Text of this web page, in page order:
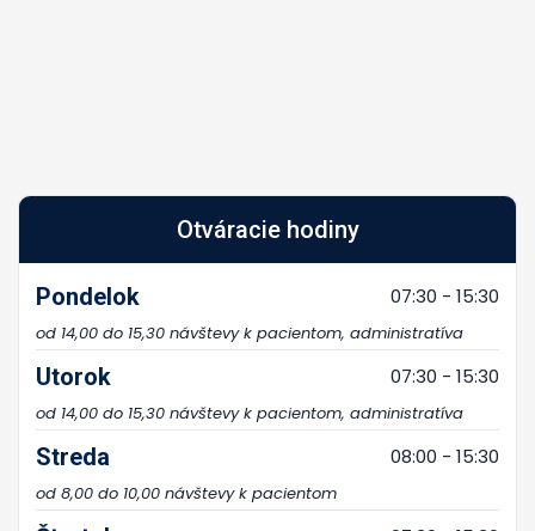
Otváracie hodiny
Pondelok 07:30 - 15:30
od 14,00 do 15,30 návštevy k pacientom, administratíva
Utorok 07:30 - 15:30
od 14,00 do 15,30 návštevy k pacientom, administratíva
Streda 08:00 - 15:30
od 8,00 do 10,00 návštevy k pacientom